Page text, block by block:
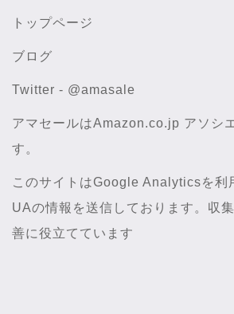
トップページ
ブログ
Twitter - @amasale
アマセールはAmazon.co.jp アソシ
す。
このサイトはGoogle Analyticsを利
UAの情報を送信しております。収
善に役立てています